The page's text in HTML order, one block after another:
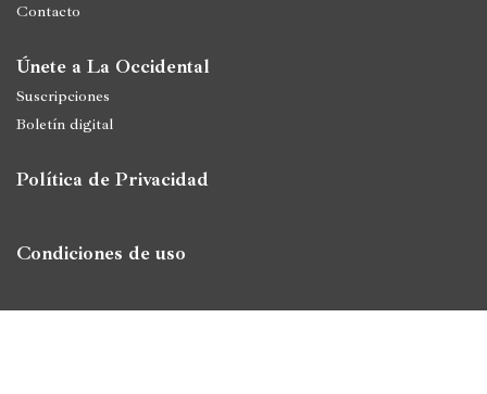
Resto
de
Occidente
Resto
del
Crítica
Contacto
Únete a La Occidental
Suscripciones
Boletín digital
Política de Privacidad
Condiciones de uso